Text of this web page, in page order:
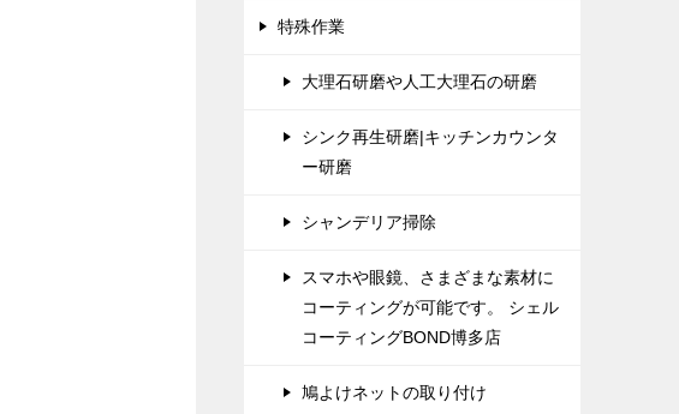
特殊作業
大理石研磨や人工大理石の研磨
シンク再生研磨|キッチンカウンタ
ー研磨
シャンデリア掃除
スマホや眼鏡、さまざまな素材に
コーティングが可能です。 シェル
コーティングBOND博多店
鳩よけネットの取り付け